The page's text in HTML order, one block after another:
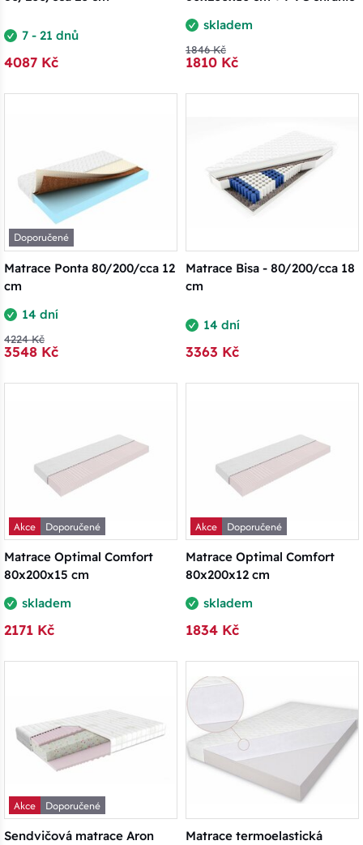
7 - 21 dnů
4087 Kč
skladem
1846 Kč
1810 Kč
Doporučené
Matrace Ponta 80/200/cca 12
cm
14 dní
4224 Kč
3548 Kč
Matrace Bisa - 80/200/cca 18
cm
14 dní
3363 Kč
Akce
Doporučené
Matrace Optimal Comfort
80x200x15 cm
skladem
2171 Kč
Akce
Doporučené
Matrace Optimal Comfort
80x200x12 cm
skladem
1834 Kč
Akce
Doporučené
Sendvičová matrace Aron
Matrace termoelastická